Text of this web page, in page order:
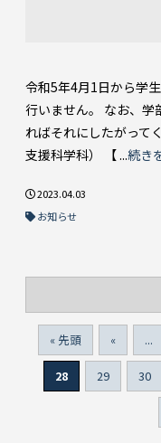
令和5年4⽉1⽇から学
⾏いません。 なお、学
ればそれにしたがって
支援科学科） 【 ...続き
2023.04.03
お知らせ
« 先頭 « ...
28 29 30